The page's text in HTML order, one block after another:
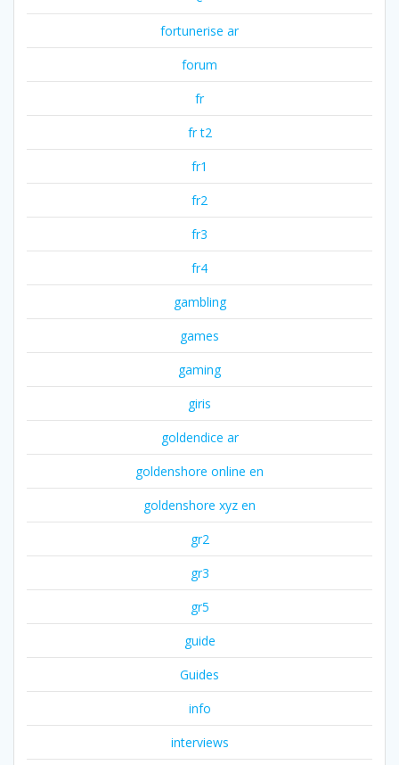
fortunerise ar
forum
fr
fr t2
fr1
fr2
fr3
fr4
gambling
games
gaming
giris
goldendice ar
goldenshore online en
goldenshore xyz en
gr2
gr3
gr5
guide
Guides
info
interviews